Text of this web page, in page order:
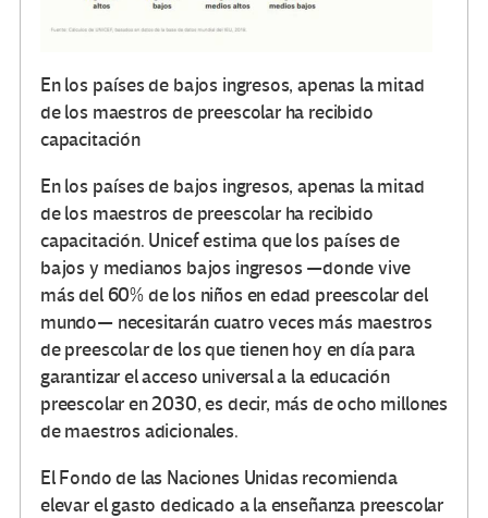
En los países de bajos ingresos, apenas la mitad
de los maestros de preescolar ha recibido
capacitación
En los países de bajos ingresos, apenas la mitad
de los maestros de preescolar ha recibido
capacitación. Unicef estima que los países de
bajos y medianos bajos ingresos —donde vive
más del 60% de los niños en edad preescolar del
mundo— necesitarán cuatro veces más maestros
de preescolar de los que tienen hoy en día para
garantizar el acceso universal a la educación
preescolar en 2030, es decir, más de ocho millones
de maestros adicionales.
El Fondo de las Naciones Unidas recomienda
elevar el gasto dedicado a la enseñanza preescolar